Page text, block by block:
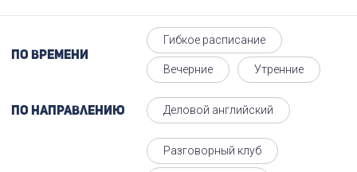
По времени
Гибкое расписание
Вечерние Утренние
По направлению Деловой английский
Разговорный клуб